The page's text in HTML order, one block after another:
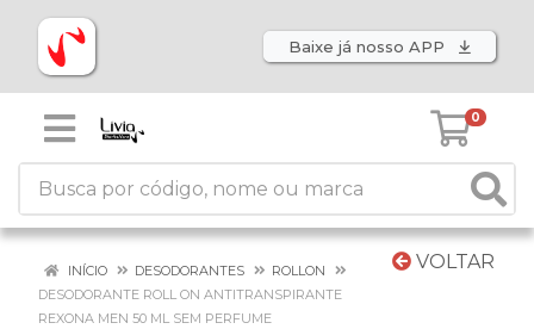
Baixe já nosso APP
0
VOLTAR
INÍCIO DESODORANTES
ROLLON
DESODORANTE ROLL ON ANTITRANSPIRANTE
REXONA MEN 50 ML SEM PERFUME